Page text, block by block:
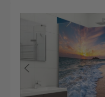
Bildergalerie überspringen